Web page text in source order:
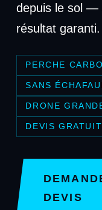
depuis le sol —
résultat garanti.
PERCHE
SANS
DRONE
DEVIS GRATUIT
DEVIS